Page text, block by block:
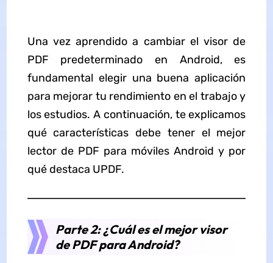
Una vez aprendido a cambiar el visor de
PDF predeterminado en Android, es
fundamental elegir una buena aplicación
para mejorar tu rendimiento en el trabajo y
los estudios. A continuación, te explicamos
qué características debe tener el mejor
lector de PDF para móviles Android y por
qué destaca UPDF.
Parte 2: ¿Cuál es el mejor visor
de PDF para Android?